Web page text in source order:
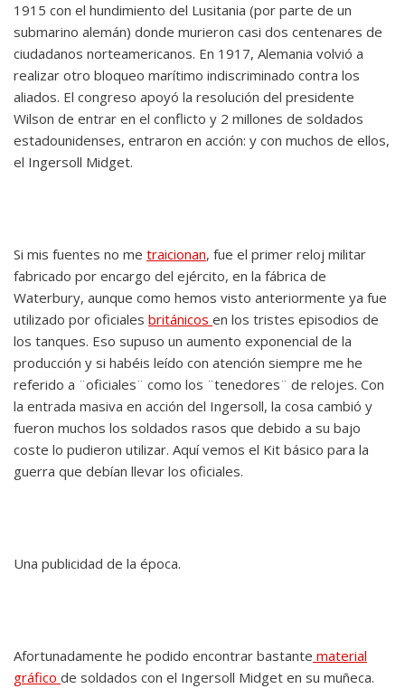
1915 con el hundimiento del Lusitania (por parte de un
submarino alemán) donde murieron casi dos centenares de
ciudadanos norteamericanos. En 1917, Alemania volvió a
realizar otro bloqueo marítimo indiscriminado contra los
aliados. El congreso apoyó la resolución del presidente
Wilson de entrar en el conflicto y 2 millones de soldados
estadounidenses, entraron en acción: y con muchos de ellos,
el Ingersoll Midget.
Si mis fuentes no me traicionan, fue el primer reloj militar
fabricado por encargo del ejército, en la fábrica de
Waterbury, aunque como hemos visto anteriormente ya fue
utilizado por oficiales británicos en los tristes episodios de
los tanques. Eso supuso un aumento exponencial de la
producción y si habéis leído con atención siempre me he
referido a ¨oficiales¨ como los ¨tenedores¨ de relojes. Con
la entrada masiva en acción del Ingersoll, la cosa cambió y
fueron muchos los soldados rasos que debido a su bajo
coste lo pudieron utilizar. Aquí vemos el Kit básico para la
guerra que debían llevar los oficiales.
Una publicidad de la época.
Afortunadamente he podido encontrar bastante material
gráfico de soldados con el Ingersoll Midget en su muñeca.